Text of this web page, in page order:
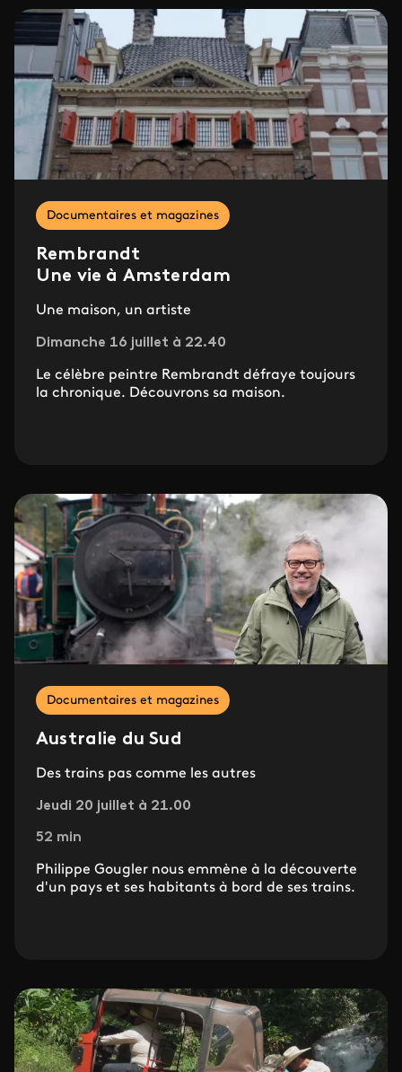
Documentaires et magazines
Rembrandt
Une vie à Amsterdam
Une maison, un artiste
Dimanche 16 juillet à 22.40
Le célèbre peintre Rembrandt défraye toujours
la chronique. Découvrons sa maison.
Documentaires et magazines
Australie du Sud
Des trains pas comme les autres
Jeudi 20 juillet à 21.00
52 min
Philippe Gougler nous emmène à la découverte
d'un pays et ses habitants à bord de ses trains.